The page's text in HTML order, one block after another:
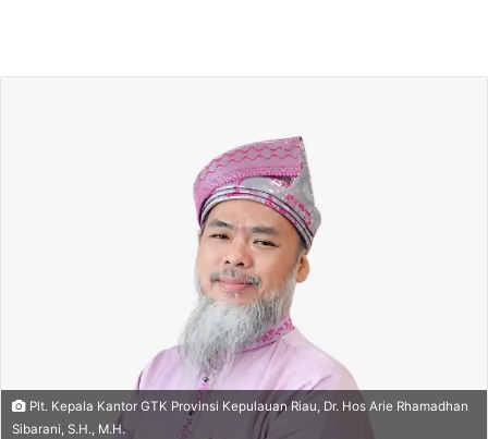
Plt. Kepala Kantor GTK Provinsi Kepulauan Riau, Dr. Hos Arie Rhamadhan
Sibarani, S.H., M.H.